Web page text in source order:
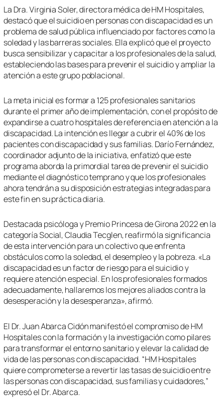
La Dra. Virginia Soler, directora médica de HM Hospitales,
destacó que el suicidio en personas con discapacidad es un
problema de salud pública influenciado por factores como la
soledad y las barreras sociales. Ella explicó que el proyecto
busca sensibilizar y capacitar a los profesionales de la salud,
estableciendo las bases para prevenir el suicidio y ampliar la
atención a este grupo poblacional.
La meta inicial es formar a 125 profesionales sanitarios
durante el primer año de implementación, con el propósito de
expandirse a cuatro hospitales de referencia en atención a la
discapacidad. La intención es llegar a cubrir el 40% de los
pacientes con discapacidad y sus familias. Darío Fernández,
coordinador adjunto de la iniciativa, enfatizó que este
programa aborda la primordial tarea de prevenir el suicidio
mediante el diagnóstico temprano y que los profesionales
ahora tendrán a su disposición estrategias integradas para
este fin en su práctica diaria.
Destacada psicóloga y Premio Princesa de Girona 2022 en la
categoría Social, Claudia Tecglen, reafirmó la significancia
de esta intervención para un colectivo que enfrenta
obstáculos como la soledad, el desempleo y la pobreza. «La
discapacidad es un factor de riesgo para el suicidio y
requiere atención especial. En los profesionales formados
adecuadamente, hallaremos los mejores aliados contra la
desesperación y la desesperanza», afirmó.
El Dr. Juan Abarca Cidón manifestó el compromiso de HM
Hospitales con la formación y la investigación como pilares
para transformar el entorno sanitario y elevar la calidad de
vida de las personas con discapacidad. “HM Hospitales
quiere comprometerse a revertir las tasas de suicidio entre
las personas con discapacidad, sus familias y cuidadores,”
expresó el Dr. Abarca.